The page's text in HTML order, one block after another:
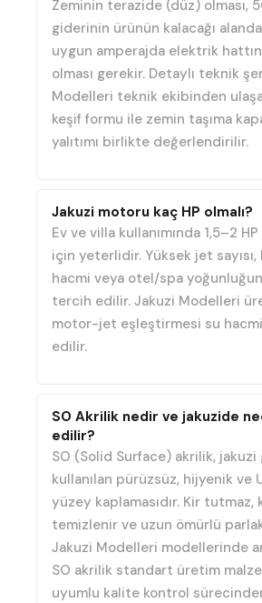
Zeminin terazide (düz) olması,
giderinin ürünün kalacağı
uygun amperajda elektrik
olması gerekir. Detaylı teknik
Modelleri teknik ekibinden
keşif formu ile zemin taşıma
yalıtımı birlikte değerlendirilir.
Jakuzi motoru kaç HP olmalı?
Ev ve villa kullanımında 1,5–2
için yeterlidir. Yüksek jet
hacmi veya otel/spa
tercih edilir. Jakuzi Modelleri
motor-jet eşleştirmesi su
edilir.
SO Akrilik nedir ve jakuzide
edilir?
SO (Solid Surface) akrilik,
kullanılan pürüzsüz, hijyenik ve
yüzey kaplamasıdır. Kir tutmaz,
temizlenir ve uzun ömürlü
Jakuzi Modelleri modellerinde
SO akrilik standart üretim
uyumlu kalite kontrol